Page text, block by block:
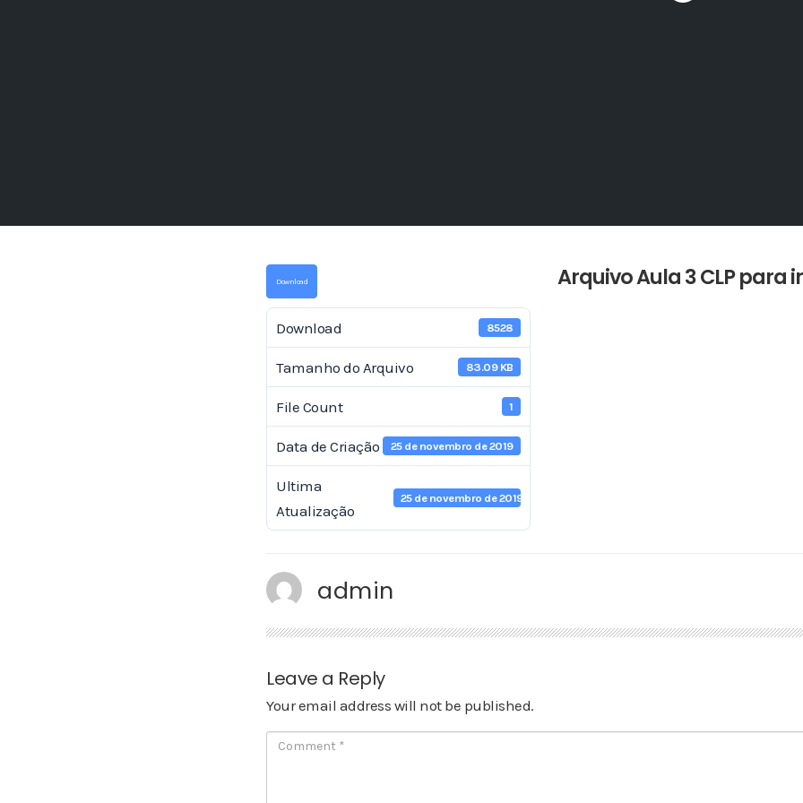
Download
Download 8528
Tamanho do Arquivo 83.09 KB
File Count 1
Data de Criação 25 de novembro de 2019
Ultima
Atualização
25 de novembro de 2019
Arquivo Aula 3 CLP para
admin
Leave a Reply
Your email address will not be published.